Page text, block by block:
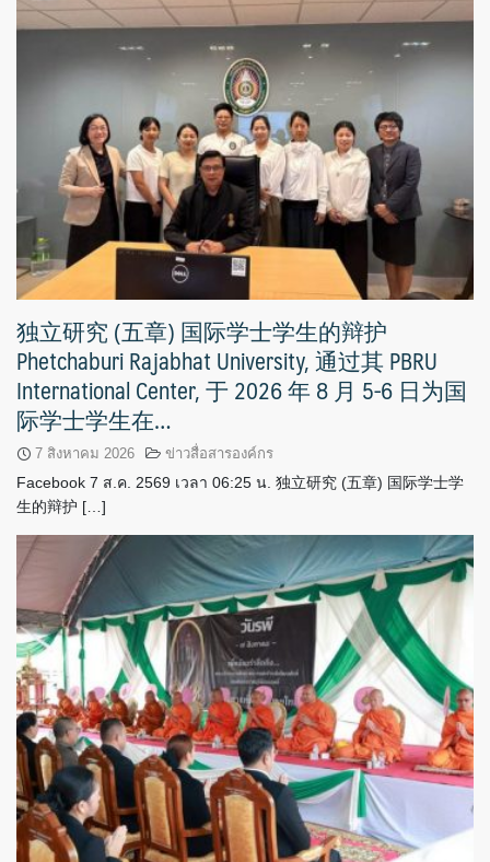
独立研究 (五章) 国际学士学生的辩护
Phetchaburi Rajabhat University, 通过其 PBRU
International Center, 于 2026 年 8 月 5-6 日为国
际学士学生在…
7 สิงหาคม 2026 ข่าวสื่อสารองค์กร
Facebook 7 ส.ค. 2569 เวลา 06:25 น. 独立研究 (五章) 国际学士学
生的辩护 […]